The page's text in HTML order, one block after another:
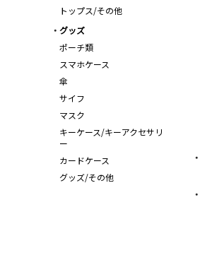
トップス/その他
グッズ
ポーチ類
スマホケース
傘
サイフ
マスク
キーケース/キーアクセサリ
ー
カードケース
グッズ/その他